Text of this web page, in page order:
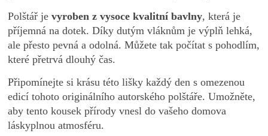
Polštář jevyroben z vysoce kvalitní bavlny, která je
příjemná na dotek. Díky dutým vláknům je výplň lehká,
ale přesto pevná a odolná. Můžete tak počítat s pohodlím,
které přetrvá dlouhý čas.
Připomínejte si krásu této lišky každý den s omezenou
edicí tohoto originálního autorského polštáře. Umožněte,
aby tento kousek přírody vnesl do vašeho domova
láskyplnou atmosféru.